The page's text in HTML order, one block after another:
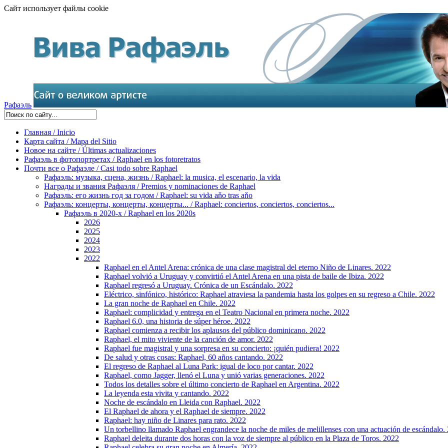
Сайт использует файлы cookie
Рафаэль
Главная / Inicio
Карта сайта / Mapa del Sitio
Новое на сайте / Últimas actualizaciones
Рафаэль в фотопортретах / Raphael en los fotoretratos
Почти все о Рафаэле / Casi todo sobre Raphael
Рафаэль: музыка, сцена, жизнь / Raphael: la musica, el escenario, la vida
Награды и звания Рафаэля / Premios y nominaciones de Raphael
Рафаэль: его жизнь год за годом / Raphael: su vida aňo tras aňo
Рафаэль: концерты, концерты, концерты... / Raphael: conciertos, сonciertos, сonciertos...
Рафаэль в 2020-х / Raphael en los 2020s
2026
2025
2024
2023
2022
Raphael en el Antel Arena: crónica de una clase magistral del eterno Niño de Linares. 2022
Raphael volvió a Uruguay y convirtió el Antel Arena en una pista de baile de Ibiza. 2022
Raphael regresó a Uruguay. Crónica de un Escándalo. 2022
Eléctrico, sinfónico, histórico: Raphael atraviesa la pandemia hasta los golpes en su regreso a Chile. 2022
La gran noche de Raphael en Chile. 2022
Raphael: complicidad y entrega en el Teatro Nacional en primera noche. 2022
Raphael 6.0, una historia de súper héroe. 2022
Raphael comienza a recibir los aplausos del público dominicano. 2022
Raphael, el mito viviente de la canción de amor. 2022
Raphael fue magistral y una sorpresa en su concierto: ¡quién pudiera! 2022
De salud y otras cosas: Raphael, 60 años cantando. 2022
El regreso de Raphael al Luna Park: igual de loco por cantar. 2022
Raphael, como Jagger, llenó el Luna y unió varias generaciones. 2022
Todos los detalles sobre el último concierto de Raphael en Argentina. 2022
La leyenda esta vivita y cantando. 2022
Noche de escándalo en Lleida con Raphael. 2022
El Raphael de ahora y el Raphael de siempre. 2022
Raphael: hay niño de Linares para rato. 2022
Un torbellino llamado Raphael engrandece la noche de miles de melillenses con una actuación de escándalo.
Raphael deleita durante dos horas con la voz de siempre al público en la Plaza de Toros. 2022